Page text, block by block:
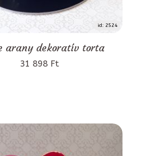
id: 2524
arany dekoratív torta
31 898 Ft